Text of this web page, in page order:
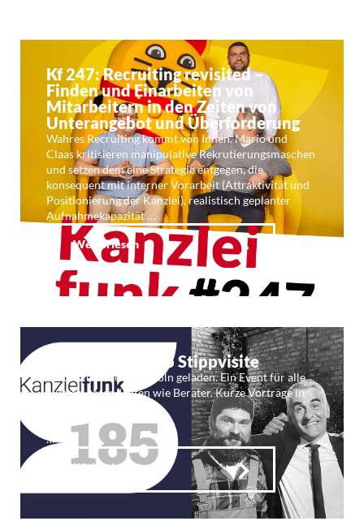
Kf 247: Recruiting revisited –
Finden und Einarbeiten von
Mitarbeitern in den Zeiten von
Unterangebot und Überforderung
Wahres Recruiting kommt von Innen. Mario und
Claas kritisieren manipulative Rekrutierungsmaschen
und setzen dem eine Strategie entgegen, die
konsequent mit interner Vorarbeit (Attraktivität und
Positionierung der Kanzlei), realistisch geplanter
Aufnahmekapazität …
Weiterlesen
Kf185: Lexpresso Stippvisite
Lexoffice hatte nach Köln geladen. Ein Event für alle
Nutzer – Mandanten wie Berater. Kurze Vorträge in
…
Weiterlesen